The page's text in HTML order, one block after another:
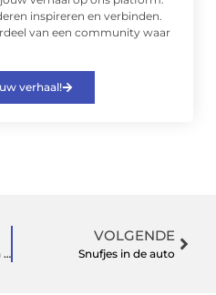
inspireren en verbinden.
van een community waar
verhaal!
Kies de tegel waar je blij van wordt
VOLGENDE
Snufjes in de auto